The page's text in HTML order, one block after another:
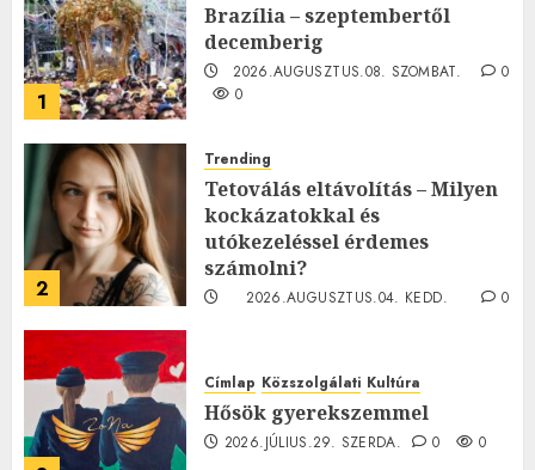
1
Brazília – szeptembertől
decemberig
2026.AUGUSZTUS.08. SZOMBAT.
0
0
2
Trending
Tetoválás eltávolítás – Milyen
kockázatokkal és
utókezeléssel érdemes
számolni?
2026.AUGUSZTUS.04. KEDD.
0
Címlap Közszolgálati Kultúra
Hősök gyerekszemmel
2026.JÚLIUS.29. SZERDA. 0 0